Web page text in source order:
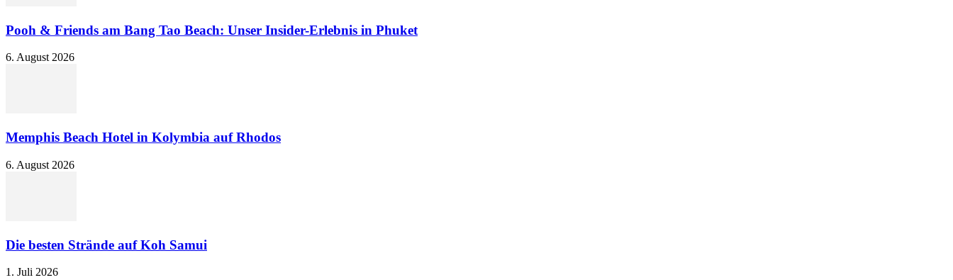
Pooh & Friends am Bang Tao Beach: Unser Insider-Erlebnis in Phuket
6. August 2026
Memphis Beach Hotel in Kolymbia auf Rhodos
6. August 2026
Die besten Strände auf Koh Samui
1. Juli 2026